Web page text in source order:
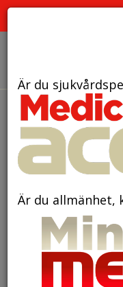
den 22 mars 2019
Alla
Är du
Är du allmänhet,